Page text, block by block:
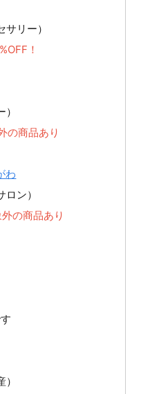
リー）
！
の商品あり
わ
ン）
の商品あり